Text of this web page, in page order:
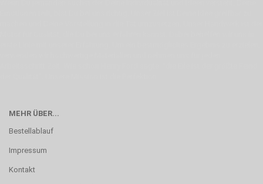
MEHR ÜBER...
Bestellablauf
Impressum
Kontakt